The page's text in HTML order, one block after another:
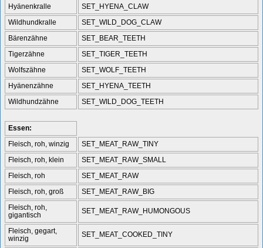
Hyänenkralle
SET_HYENA_CLAW
Wildhundkralle
SET_WILD_DOG_CLAW
Bärenzähne
SET_BEAR_TEETH
Tigerzähne
SET_TIGER_TEETH
Wolfszähne
SET_WOLF_TEETH
Hyänenzähne
SET_HYENA_TEETH
Wildhundzähne
SET_WILD_DOG_TEETH
Essen:
Fleisch, roh, winzig
SET_MEAT_RAW_TINY
Fleisch, roh, klein
SET_MEAT_RAW_SMALL
Fleisch, roh
SET_MEAT_RAW
Fleisch, roh, groß
SET_MEAT_RAW_BIG
Fleisch, roh,
gigantisch
SET_MEAT_RAW_HUMONGOUS
Fleisch, gegart,
winzig
SET_MEAT_COOKED_TINY